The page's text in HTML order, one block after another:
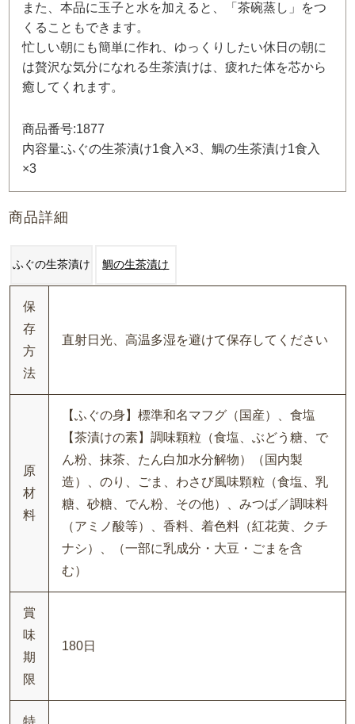
また、本品に玉子と水を加えると、「茶碗蒸し」をつ
くることもできます。
忙しい朝にも簡単に作れ、ゆっくりしたい休日の朝に
は贅沢な気分になれる生茶漬けは、疲れた体を芯から
癒してくれます。
商品番号:1877
内容量:ふぐの生茶漬け1食入×3、鯛の生茶漬け1食入
×3
商品詳細
ふぐの生茶漬け 鯛の生茶漬け
保
存
方
法
直射日光、高温多湿を避けて保存してください
原
材
料
【ふぐの身】標準和名マフグ（国産）、食塩
【茶漬けの素】調味顆粒（食塩、ぶどう糖、で
ん粉、抹茶、たん白加水分解物）（国内製
造）、のり、ごま、わさび風味顆粒（食塩、乳
糖、砂糖、でん粉、その他）、みつば／調味料
（アミノ酸等）、香料、着色料（紅花黄、クチ
ナシ）、（一部に乳成分・大豆・ごまを含
む）
賞
味
期
限
180日
特